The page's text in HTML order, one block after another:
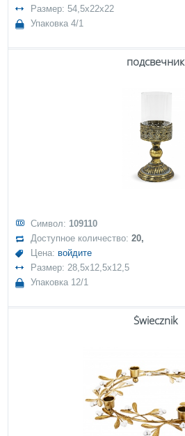
Размер: 54,5x22x22
Упаковка 4/1
подсвечник
Символ: 109110
Доступное количество:20,
Цена: войдите
Размер: 28,5x12,5x12,5
Упаковка 12/1
Świecznik